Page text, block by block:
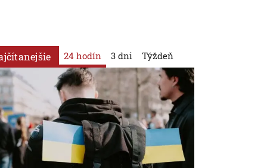
24 hodín 3 dni Týždeň